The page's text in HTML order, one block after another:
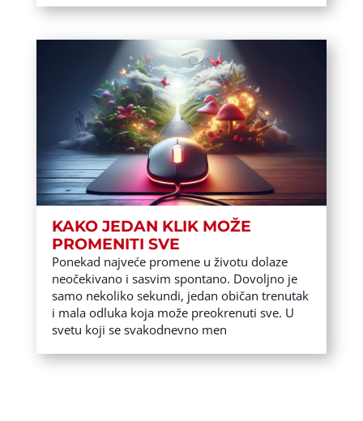
KAKO JEDAN KLIK MOŽE
PROMENITI SVE
Ponekad najveće promene u životu dolaze
neočekivano i sasvim spontano. Dovoljno je
samo nekoliko sekundi, jedan običan trenutak
i mala odluka koja može preokrenuti sve. U
svetu koji se svakodnevno men